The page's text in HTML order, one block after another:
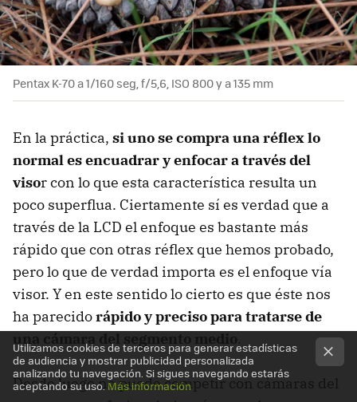
Pentax K-70 a 1/160 seg, f/5,6, ISO 800 y a 135 mm
En la práctica, si uno se compra una réflex lo
normal es encuadrar y enfocar a través del
visor con lo que esta característica resulta un
poco superflua. Ciertamente sí es verdad que a
través de la LCD el enfoque es bastante más
rápido que con otras réflex que hemos probado,
pero lo que de verdad importa es el enfoque vía
visor. Y en este sentido lo cierto es que éste nos
ha parecidorápido y preciso para tratarse de
una cámara del segmento medio.
Desde luego no puede competir con cámaras del
Utilizamos cookies de terceros para generar estadísticas
de audiencia y mostrar publicidad personalizada
analizando tu navegación. Si sigues navegando estarás
aceptando su uso.Más información